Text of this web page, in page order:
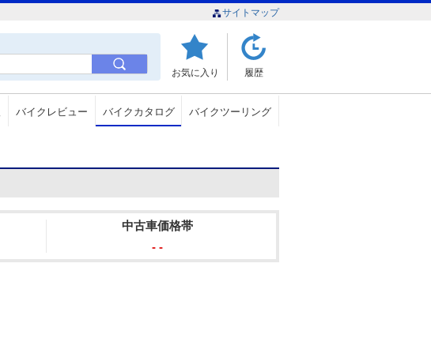
サイトマップ
お気に入り 履歴
バイクレビュー バイクカタログ バイクツーリング
中古車価格帯
- -